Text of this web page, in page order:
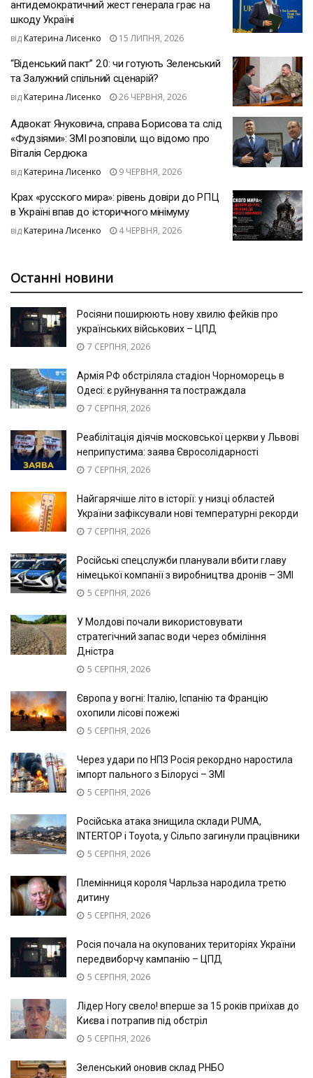
антидемократичний жест генерала грає на
шкоду Україні
від Катерина Лисенко 15 ЛИПНЯ, 2026
“Віденський пакт” 2.0: чи готують Зеленський
та Залужний спільний сценарій?
від Катерина Лисенко 26 ЧЕРВНЯ, 2026
Адвокат Януковича, справа Борисова та слід
«Фудзіями»: ЗМІ розповіли, що відомо про
Віталія Сердюка
від Катерина Лисенко 9 ЧЕРВНЯ, 2026
Крах «русского мира»: рівень довіри до РПЦ
в Україні впав до історичного мінімуму
від Катерина Лисенко 4 ЧЕРВНЯ, 2026
Останні новини
Росіяни поширюють нову хвилю фейків про
українських військових – ЦПД
7 СЕРПНЯ, 2026
Армія РФ обстріляла стадіон Чорноморець в
Одесі: є руйнування та постраждала
7 СЕРПНЯ, 2026
Реабілітація діячів московської церкви у Львові
неприпустима: заява Євросолідарності
7 СЕРПНЯ, 2026
Найгарячіше літо в історії: у низці областей
України зафіксували нові температурні рекорди
7 СЕРПНЯ, 2026
Російські спецслужби планували вбити главу
німецької компанії з виробництва дронів – ЗМІ
5 СЕРПНЯ, 2026
У Молдові почали використовувати
стратегічний запас води через обміління
Дністра
5 СЕРПНЯ, 2026
Європа у вогні: Італію, Іспанію та Францію
охопили лісові пожежі
5 СЕРПНЯ, 2026
Через удари по НПЗ Росія рекордно наростила
імпорт пального з Білорусі – ЗМІ
5 СЕРПНЯ, 2026
Російська атака знищила склади PUMA,
INTERTOP і Toyota, у Сільпо загинули працівники
5 СЕРПНЯ, 2026
Племінниця короля Чарльза народила третю
дитину
5 СЕРПНЯ, 2026
Росія почала на окупованих територіях України
передвиборчу кампанію – ЦПД
5 СЕРПНЯ, 2026
Лідер Ногу свело! вперше за 15 років приїхав до
Києва і потрапив під обстріл
5 СЕРПНЯ, 2026
Зеленський оновив склад РНБО